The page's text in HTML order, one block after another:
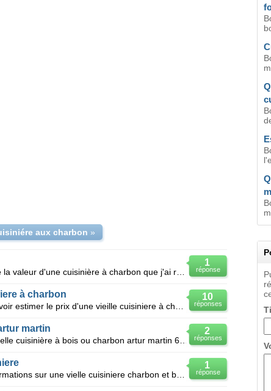
aux charbon »
1
réponse
Bonjour, j'aimerais connaître la valeur d'une cuisinière à charbon que j'ai récupéré dans un grenie
10
réponses
à charbon
2
réponses
martin
Je souhaiterais vendre un vielle cuisinière à bois ou charbon artur martin 6020A, en émaille blanche
1
réponse
Bonjour, je cherche des informations sur une vielle cuisiniere charbon et bois que j'ai récupéré.il